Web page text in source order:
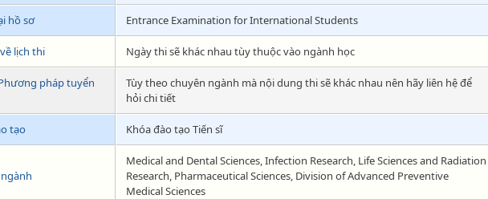
hồ sơ Entrance Examination for International Students
lịch thi Ngày thi sẽ khác nhau tùy thuộc vào ngành học
pháp tuyển
Tùy theo chuyên ngành mà nội dung thi sẽ khác nhau nên hãy liên hệ để
hỏi chi tiết
tạo Khóa đào tạo Tiến sĩ
Medical and Dental Sciences, Infection Research, Life Sciences and Radiation
Research, Pharmaceutical Sciences, Division of Advanced Preventive
Medical Sciences